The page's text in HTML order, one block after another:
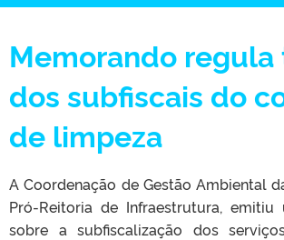
Memorando regula
dos subfiscais do
de limpeza
A Coordenação de Gestão Ambiental
Pró-Reitoria de Infraestrutura, emitiu
sobre a subfiscalização dos